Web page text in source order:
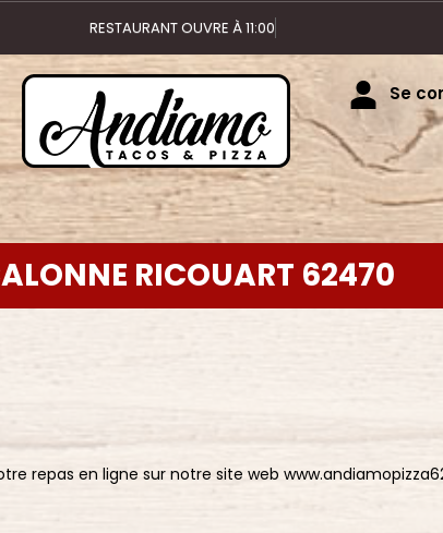
REST
Se
RICOUART 62470
repas en ligne sur notre site web